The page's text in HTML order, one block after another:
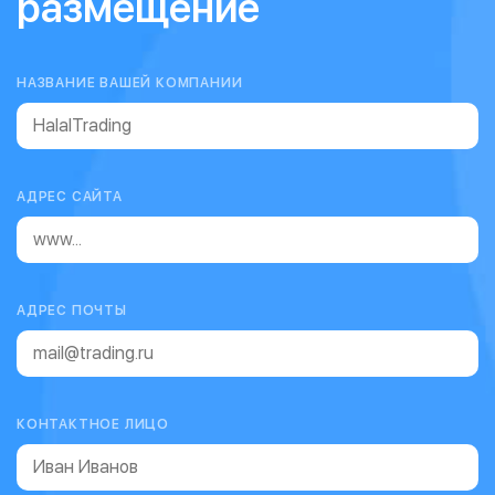
НАЗВАНИЕ ВАШЕЙ КОМПАНИИ
АДРЕС САЙТА
АДРЕС ПОЧТЫ
КОНТАКТНОЕ ЛИЦО